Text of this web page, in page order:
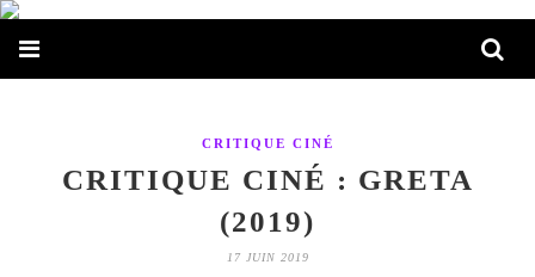
CRITIQUE CINÉ
CRITIQUE CINÉ : GRETA
(2019)
17 JUIN 2019